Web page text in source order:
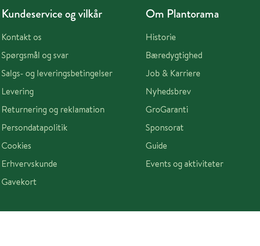
Kundeservice og vilkår
Kontakt os
Spørgsmål og svar
Salgs- og leveringsbetingelser
Levering
Returnering og reklamation
Persondatapolitik
Cookies
Erhvervskunde
Gavekort
Om Plantorama
Historie
Bæredygtighed
Job & Karriere
Nyhedsbrev
GroGaranti
Sponsorat
Guide
Events og aktiviteter